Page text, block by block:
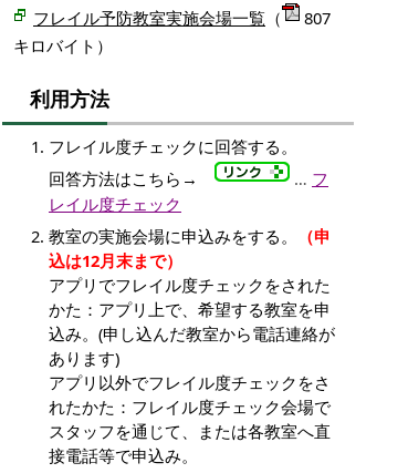
フレイル予防教室実施会場一覧 （
807
キロバイト）
利用方法
フレイル度チェックに回答する。
回答方法はこちら→
… フ
レイル度チェック
教室の実施会場に申込みをする。
（申
込は12月末まで）
アプリでフレイル度チェックをされた
かた：アプリ上で、希望する教室を申
込み。(申し込んだ教室から電話連絡が
あります)
アプリ以外でフレイル度チェックをさ
れたかた：フレイル度チェック会場で
スタッフを通じて、または各教室へ直
接電話等で申込み。